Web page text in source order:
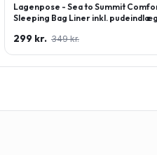
Lagenpose - Sea to Summit
Sleeping Bag Liner inkl.
299 kr. 349 kr.